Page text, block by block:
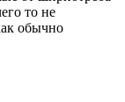
то не
обычно